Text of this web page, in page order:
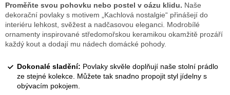
Proměňte svou pohovku nebo postel v oázu klidu. Naše
dekorační povlaky s motivem „Kachlová nostalgie“ přinášejí do
interiéru lehkost, svěžest a nadčasovou eleganci. Modrobílé
ornamenty inspirované středomořskou keramikou okamžitě prozáří
každý kout a dodají mu nádech domácké pohody.
Dokonalé sladění: Povlaky skvěle doplňují naše stolní prádlo
ze stejné kolekce. Můžete tak snadno propojit styl jídelny s
obývacím pokojem.